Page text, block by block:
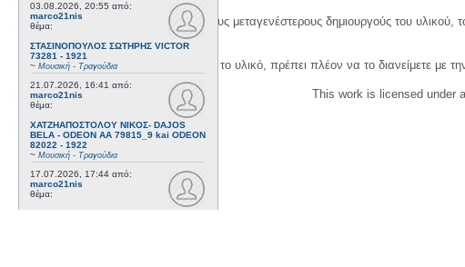
03.08.2026, 20:55 από:
marco21nis
θέμα:
ΣΤΑΣΙΝΟΠΟΥΛΟΣ ΣΩΤΗΡΗΣ VICTOR
73281 - 1921
~ Μουσική - Τραγούδια
21.07.2026, 16:41 από:
marco21nis
θέμα:
ΧΑΤΖΗΑΠΟΣΤΟΛΟΥ ΝΙΚΟΣ- DAJOS
BELA - ODEON AA 79815_9 kai ODEON
82022 - 1922
~ Μουσική - Τραγούδια
17.07.2026, 17:44 από:
marco21nis
θέμα:
1. Να αναφέρετε τον αρχικό και τους μεταγενέστερους δημιουργούς του
3. Αν διασκευάσετε με κάθε τρόπο το υλικό, πρέπει πλέον να το διανείμετε με
This work is licensed under a